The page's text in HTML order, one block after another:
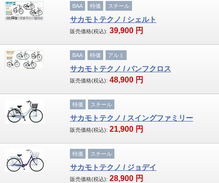
BAA 特価 スチール
サカモトテクノ / シェルト
販売価格(税込): 39,900 円
BAA 特価 アルミ
サカモトテクノ / バンフクロス
販売価格(税込): 48,900 円
特価 スチール
サカモトテクノ / スイングファミリー
販売価格(税込): 21,900 円
特価 スチール
サカモトテクノ / ジョデイ
販売価格(税込): 28,900 円